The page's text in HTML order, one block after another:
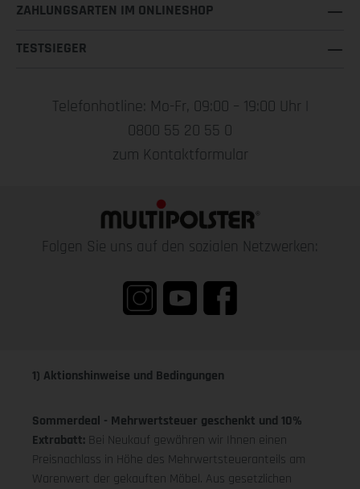
ZAHLUNGSARTEN IM ONLINESHOP
TESTSIEGER
Telefonhotline: Mo-Fr, 09:00 – 19:00 Uhr |
0800 55 20 55 0
zum Kontaktformular
Folgen Sie uns auf den sozialen Netzwerken:
1) Aktionshinweise und Bedingungen
Sommerdeal - Mehrwertsteuer geschenkt und 10%
Extrabatt: Bei Neukauf gewähren wir Ihnen einen
Preisnachlass in Höhe des Mehrwertsteueranteils am
Warenwert der gekauften Möbel. Aus gesetzlichen